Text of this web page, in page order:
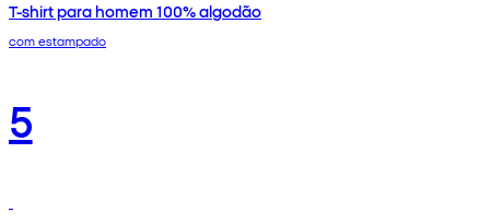
T-shirt para homem 100% algodão
com estampado
5